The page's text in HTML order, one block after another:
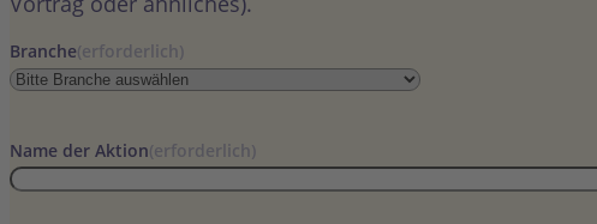
Branche(erforderlich)
Name der Aktion(erforderlich)